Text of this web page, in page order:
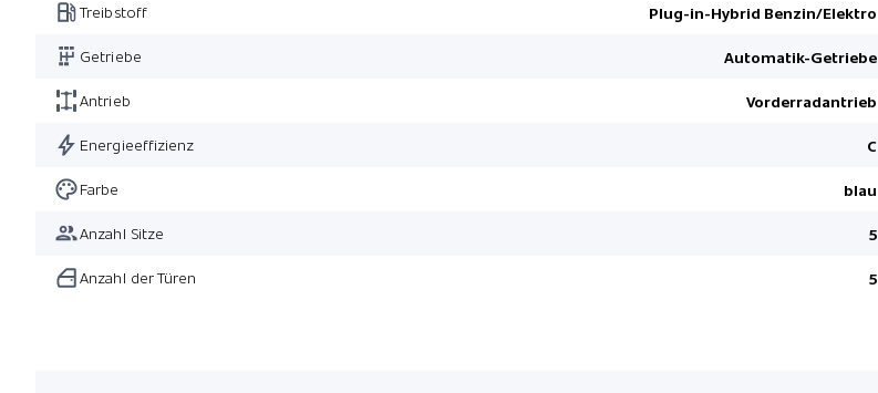
Treibstoff Plug-in-Hybrid Benzin/Elektro
Getriebe Automatik-Getriebe
Antrieb Vorderradantrieb
Energieeffizienz C
Farbe blau
Anzahl Sitze 5
Anzahl der Türen 5